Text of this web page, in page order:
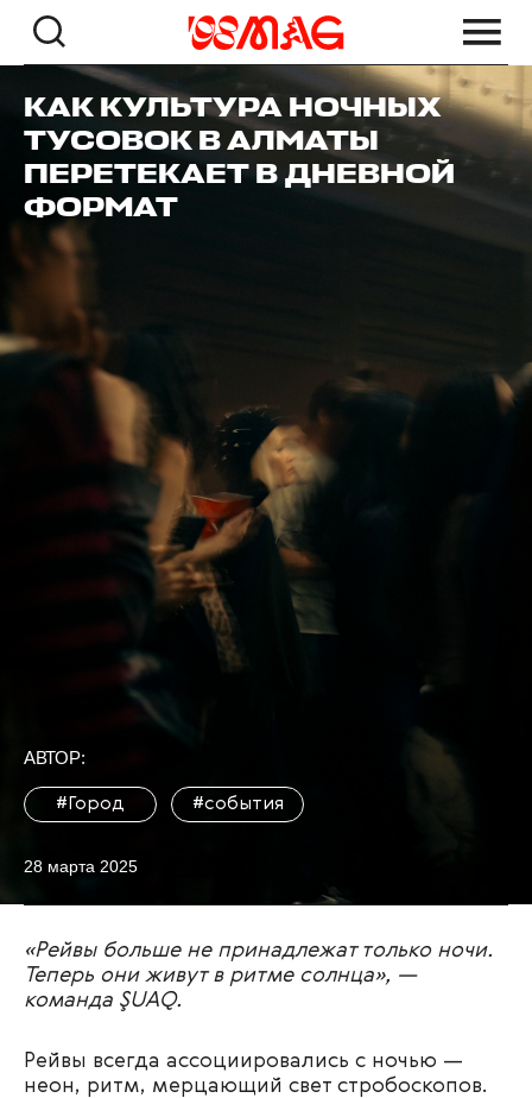
КАК КУЛЬТУРА НОЧНЫХ
ТУСОВОК В АЛМАТЫ
ПЕРЕТЕКАЕТ В ДНЕВНОЙ
ФОРМАТ
АВТОР:
#Город #события
28 марта 2025
«Рейвы больше не принадлежат только ночи.
Теперь они живут в ритме солнца», —
команда ŞUAQ.
Рейвы всегда ассоциировались с ночью —
неон, ритм, мерцающий свет стробоскопов.